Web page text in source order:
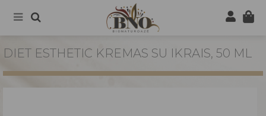
DIET ESTHETIC KREMAS SU IKRAIS, 50 ML